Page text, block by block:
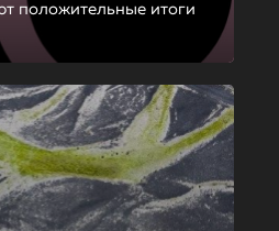
положительные итоги